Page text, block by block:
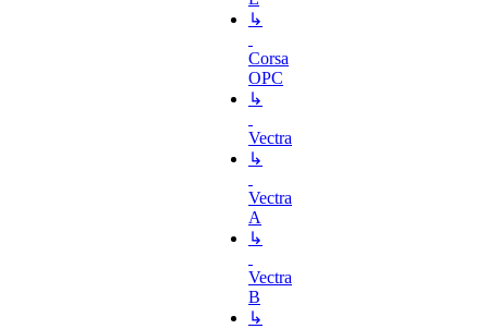
↳
Corsa
OPC
↳
Vectra
↳
Vectra
A
↳
Vectra
B
↳